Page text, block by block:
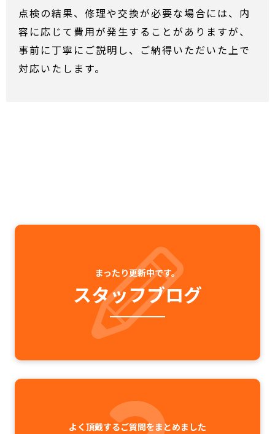
点検の結果、修理や交換が必要な場合には、内
容に応じて費用が発生することがありますが、
事前に丁寧にご説明し、ご納得いただいた上で
対応いたします。
まったり更新中です。
スタッフブログ
よく頂戴するご質問をまとめました